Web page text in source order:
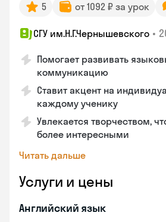
5 от 1092 ₽ за урок
СГУ им.Н.Г.Чернышевского •
Помогает развивать
коммуникацию
Ставит акцент на
каждому ученику
Увлекается творчеством,
более интересными
Читать дальше
Услуги и цены
Английский язык